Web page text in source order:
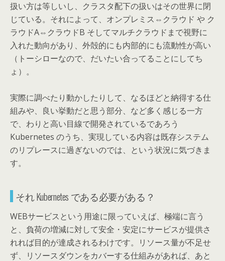
扱い方は等しいし、クラスタ配下の扱いはその世界に閉
じている。それによって、オンプレミス⇔クラウド や ク
ラウドA⇔クラウドB そしてマルチクラウドまで視野に
入れた動向があり、外殻的にも内部的にも流動性が高い
（トーシローなので、だいたい合ってることにしてち
ょ）。
実際に調べたり動かしたりして、なるほどと納得する仕
組みや、良い挙動だと思う部分、など多く感じる一方
で、わりと高い目線で開発されているであろう
Kubernetes のうち、実現している内容は既存システム
のリプレースに過ぎないのでは、という状況に気づきま
す。
それ Kubernetes である必要がある？
WEBサービスという用途に限っていえば、極端に言う
と、負荷の増減に対して安全・安定にサービスが提供さ
れれば目的が達成されるわけです。リソース量が不足せ
ず、リソースダウンをカバーする仕組みがあれば、あと